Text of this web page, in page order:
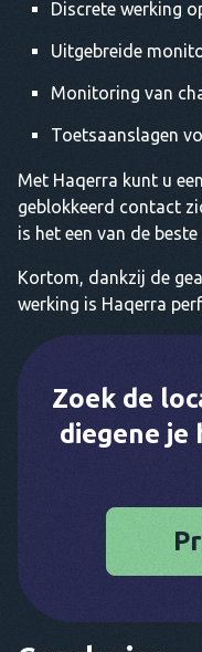
Discrete werking
Uitgebreide
Monitoring van
Toetsaanslagen
Met Haqerra kunt u
geblokkeerd contact
is het een van de
Kortom, dankzij de
werking is Haqerra
Zoek de
diegene je